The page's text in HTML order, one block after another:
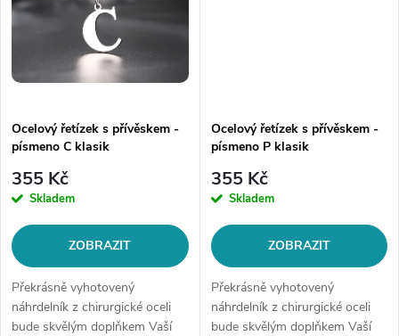
Ocelový řetízek s přívěskem -
písmeno C klasik
355 Kč
Skladem
ZOBRAZIT
Překrásně vyhotovený
náhrdelník z chirurgické oceli
bude skvělým doplňkem Vaší
Ocelový řetízek s přívěskem -
písmeno P klasik
355 Kč
Skladem
ZOBRAZIT
Překrásně vyhotovený
náhrdelník z chirurgické oceli
bude skvělým doplňkem Vaší